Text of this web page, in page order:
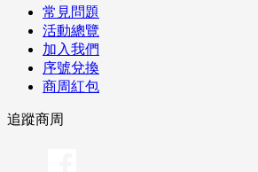
常見問題
活動總覽
加入我們
序號兌換
商周紅包
追蹤商周